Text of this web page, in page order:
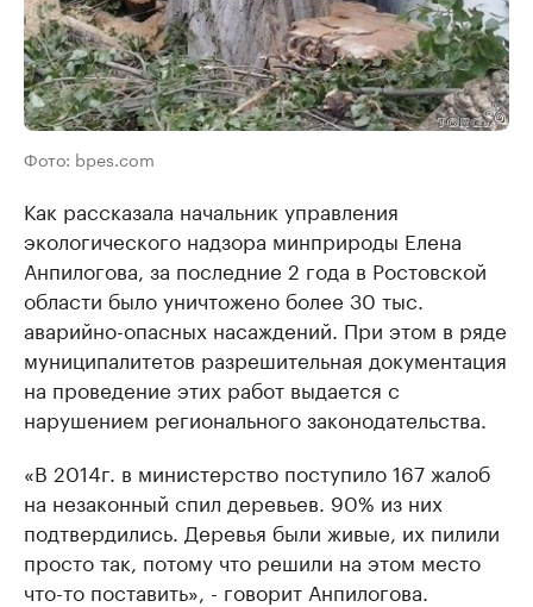
Фото: bpes.com
Как рассказала начальник управления
экологического надзора минприроды Елена
Анпилогова, за последние 2 года в Ростовской
области было уничтожено более 30 тыс.
аварийно-опасных насаждений. При этом в ряде
муниципалитетов разрешительная документация
на проведение этих работ выдается с
нарушением регионального законодательства.
«В 2014г. в министерство поступило 167 жалоб
на незаконный спил деревьев. 90% из них
подтвердились. Деревья были живые, их пилили
просто так, потому что решили на этом место
что-то поставить», - говорит Анпилогова.